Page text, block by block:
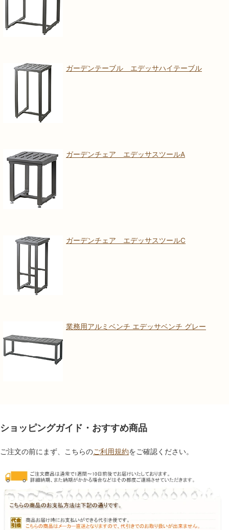
ガーデンテーブル エデッサハイテーブル
ガーデンチェア エデッサスツールA
ガーデンチェア エデッサスツールC
業務用アルミベンチ エデッサベンチ グレー
ショッピングガイド・おすすめ商品
ご注文の前にまず、こちらのご利用規約をご確認ください。